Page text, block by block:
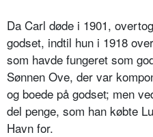
Da Carl døde i 1901,
godset, indtil hun i 1918
som havde fungeret som
Sønnen Ove, der var
og boede på godset; men
del penge, som han købte
Havn for.